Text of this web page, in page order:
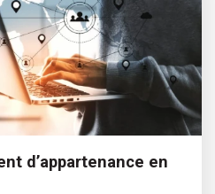
d’appartenance en